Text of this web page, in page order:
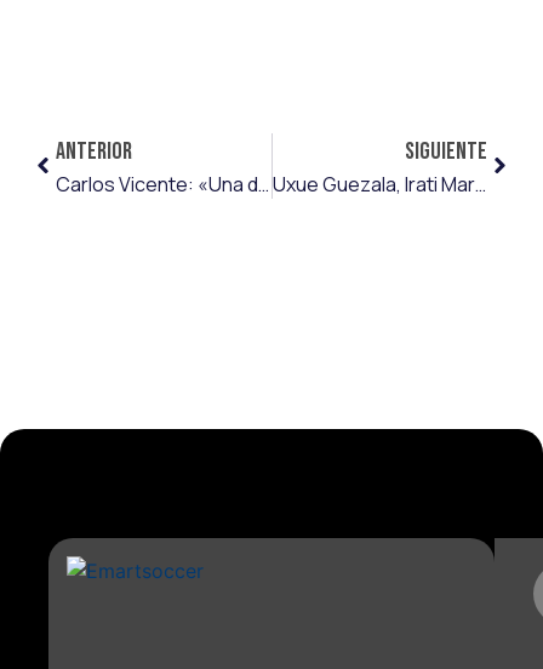
ANTERIOR
Carlos Vicente: «Una de las cosas que más me atrajo fue el proyecto del Birmingham City FC, es un cambio importante y creo que era el momento perfecto»
SIGUIENTE
Uxue Guezala, Irati Martín e Ines Rizo, top-3 de Segunda RFEF de la jornada 16